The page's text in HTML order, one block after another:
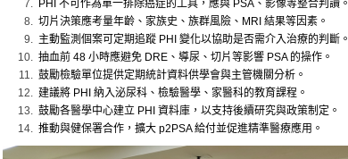
PHI 不可作為單一排除癌症的工具，應與 PSA、影像等整合判讀。
切片決策應考量年齡、家族史、族群風險、MRI 結果等因素。
主動監測個案可定期追蹤 PHI 變化以協助是否需介入治療的判斷。
抽血前 48 小時應避免 DRE、導尿、切片等影響 PSA 的操作。
鼓勵檢驗單位提供定期統計資料供學會與主管機關分析。
建議將 PHI 納入泌尿科、檢驗醫學、家醫科的教育課程。
鼓勵各醫學中心建立 PHI 資料庫，以支持後續研究與政策制定。
推動與健保署合作，擴大 p2PSA 給付並促進精準醫療應用。